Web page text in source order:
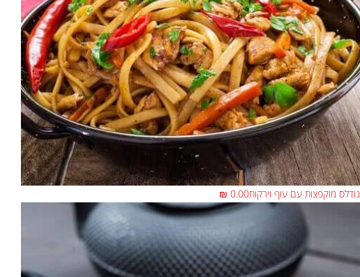
נודלס מוקפצות עם עוף וירקות0.00 ₪